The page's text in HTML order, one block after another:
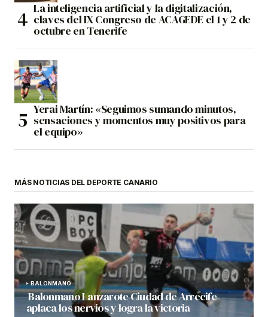
La inteligencia artificial y la digitalización,
claves del IX Congreso de ACAGEDE el 1 y 2 de
octubre en Tenerife
Yerai Martín: «Seguimos sumando minutos,
sensaciones y momentos muy positivos para
el equipo»
MÁS NOTICIAS DEL DEPORTE CANARIO
BALONMANO
Balonmano Lanzarote Ciudad de Arrecife
aplaca los nervios y logra la victoria